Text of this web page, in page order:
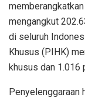
mengangkut
di seluruh
Khusus (PIHK)
khusus dan 1.016
Penyelenggaraan